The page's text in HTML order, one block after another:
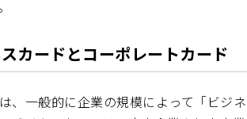
カードとコーポレートカード
、一般的に企業の規模によって「ビジ